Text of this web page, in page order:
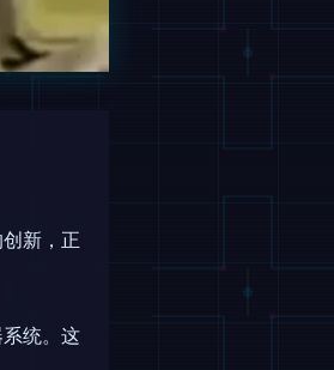
新，正
统。这